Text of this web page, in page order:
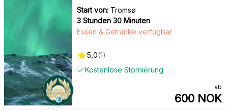
Start von: Tromsø
3 Stunden 30 Minuten
Kostenlose Stornierung
Essen & Getränke verfügbar
5,0(1)
ab
600 NOK